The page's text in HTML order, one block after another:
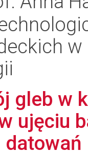
w
gleb w
ujęciu